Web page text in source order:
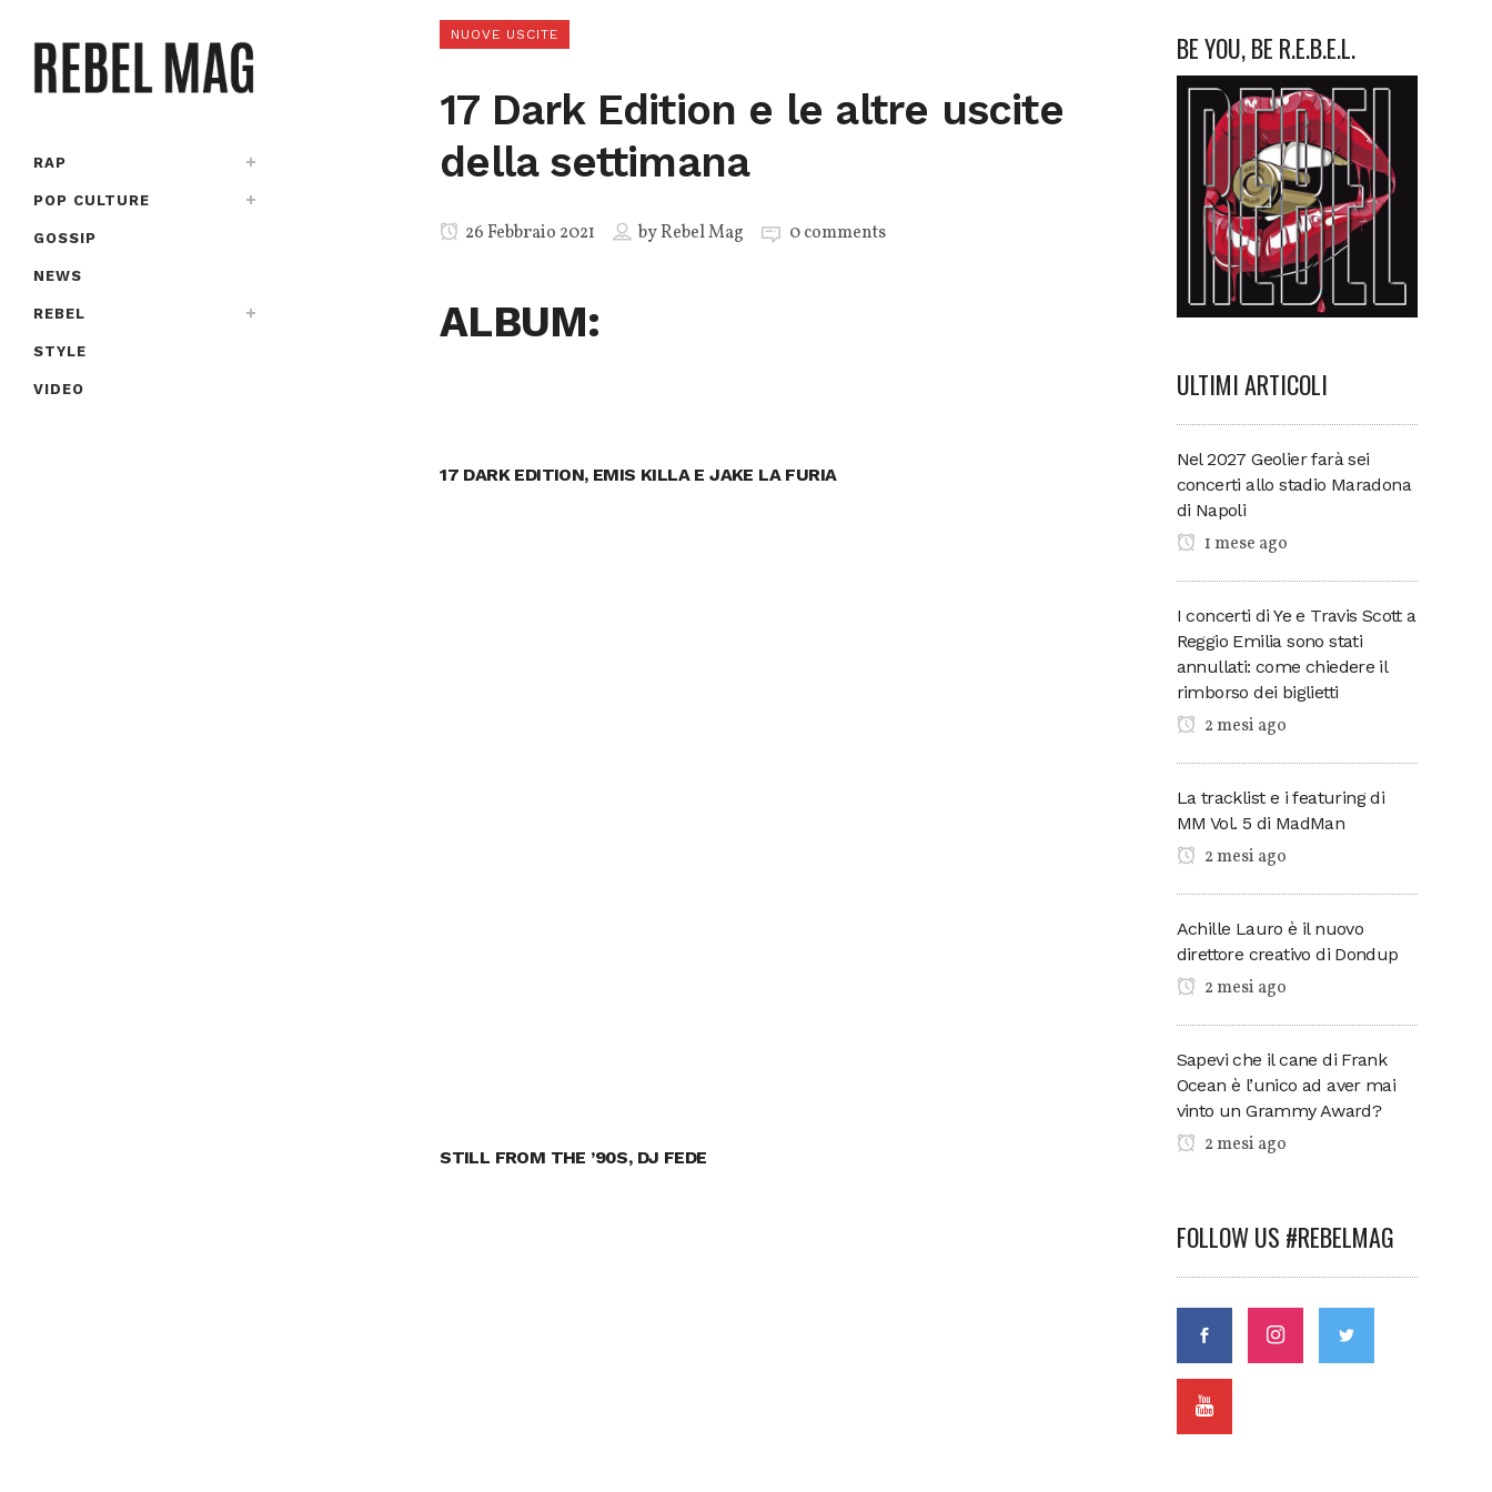
RAP
POP CULTURE
GOSSIP
NEWS
REBEL
STYLE
VIDEO
NUOVE USCITE
17 Dark Edition e le altre uscite
della settimana
26 Febbraio 2021 byRebel Mag 0 comments
ALBUM:
17 DARK EDITION, EMIS KILLA E JAKE LA FURIA
STILL FROM THE ’90S, DJ FEDE
BE YOU, BE R.E.B.E.L.
ULTIMI ARTICOLI
Nel 2027 Geolier farà sei
concerti allo stadio Maradona
di Napoli
1 mese ago
I concerti di Ye e Travis Scott a
Reggio Emilia sono stati
annullati: come chiedere il
rimborso dei biglietti
2 mesi ago
La tracklist e i featuring di
MM Vol. 5 di MadMan
2 mesi ago
Achille Lauro è il nuovo
direttore creativo di Dondup
2 mesi ago
Sapevi che il cane di Frank
Ocean è l’unico ad aver mai
vinto un Grammy Award?
2 mesi ago
FOLLOW US #REBELMAG